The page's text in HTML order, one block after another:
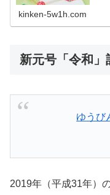
kinken-5w1h.com
新元号「令和
ゆうび
2019年（平成31年）